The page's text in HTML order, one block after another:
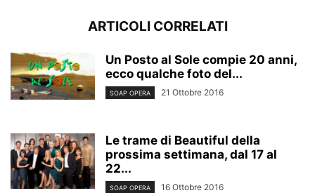
ARTICOLI CORRELATI
Un Posto al Sole compie 20 anni,
ecco qualche foto del...
SOAP OPERA 21 Ottobre 2016
Le trame di Beautiful della
prossima settimana, dal 17 al
22...
SOAP OPERA 16 Ottobre 2016